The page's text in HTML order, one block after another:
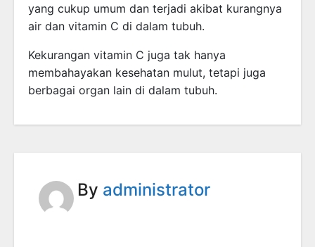
yang cukup umum dan terjadi akibat kurangnya
air dan vitamin C di dalam tubuh.
Kekurangan vitamin C juga tak hanya
membahayakan kesehatan mulut, tetapi juga
berbagai organ lain di dalam tubuh.
By administrator